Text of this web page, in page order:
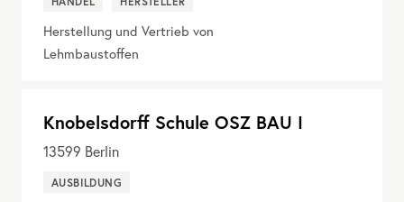
Herstellung und Vertrieb von
Lehmbaustoffen
Knobelsdorff Schule OSZ BAU I
13599 Berlin
AUSBILDUNG